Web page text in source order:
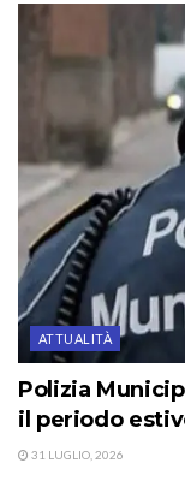
ATTUALITÀ
Polizia
il periodo
31 LUGLIO, 2026